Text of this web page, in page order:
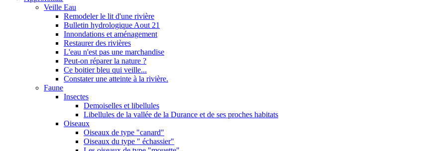
Veille Eau
Remodeler le lit d'une rivière
Bulletin hydrologique Aout 21
Innondations et aménagement
Restaurer des rivières
L'eau n'est pas une marchandise
Peut-on réparer la nature ?
Ce boitier bleu qui veille...
Constater une atteinte à la rivière.
Faune
Insectes
Demoiselles et libellules
Libellules de la vallée de la Durance et de ses proches habitats
Oiseaux
Oiseaux de type "canard"
Oiseaux du type " échassier"